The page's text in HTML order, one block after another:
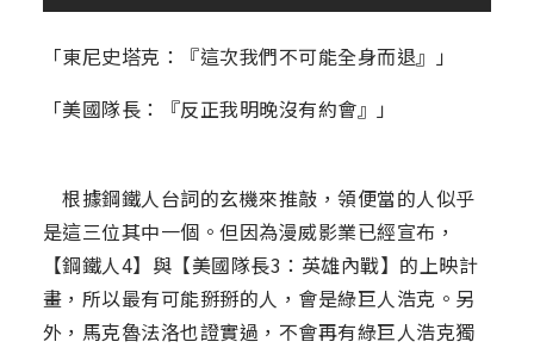
「東尼史塔克：『這次我們不可能全身而退』」
「美國隊長：『反正我明晚沒有約會』」
根據鋼鐵人台詞的玄機來推敲，領便當的人似乎
是這三位其中一個。但因為漫威影業已經宣布，
【鋼鐵人4】與【美國隊長3：英雄內戰】的上映計
畫，所以最有可能掰掰的人，會是綠巨人浩克。另
外，馬克魯法洛也證實過，不會再有綠巨人浩克獨